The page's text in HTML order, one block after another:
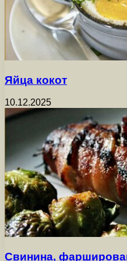
Яйца кокот
10.12.2025
Свинина,